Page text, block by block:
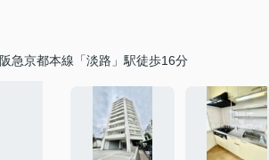
阪急京都本線「淡路」駅徒歩16分